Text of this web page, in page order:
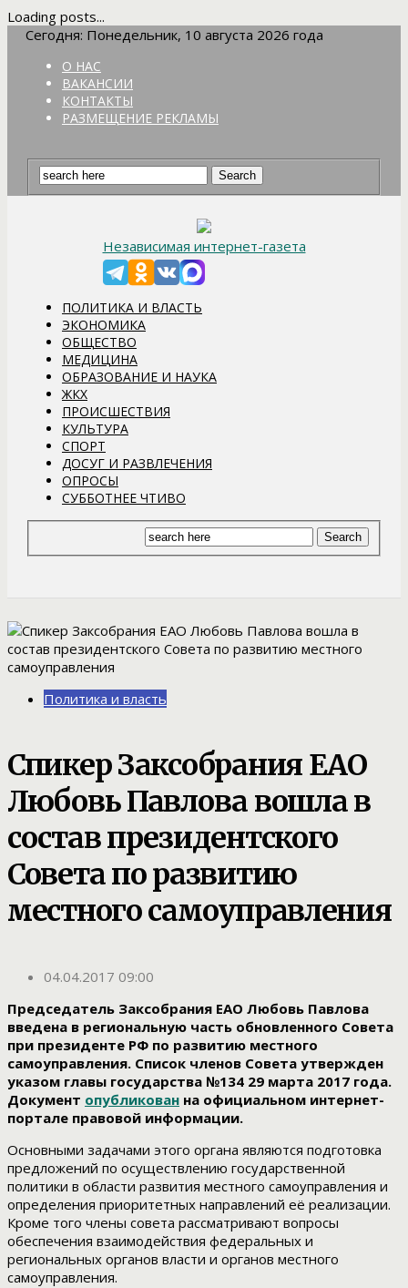
Loading posts...
Сегодня: Понедельник, 10 августа 2026 года
О НАС
ВАКАНСИИ
КОНТАКТЫ
РАЗМЕЩЕНИЕ РЕКЛАМЫ
Независимая интернет-газета
ПОЛИТИКА И ВЛАСТЬ
ЭКОНОМИКА
ОБЩЕСТВО
МЕДИЦИНА
ОБРАЗОВАНИЕ И НАУКА
ЖКХ
ПРОИСШЕСТВИЯ
КУЛЬТУРА
СПОРТ
ДОСУГ И РАЗВЛЕЧЕНИЯ
ОПРОСЫ
СУББОТНЕЕ ЧТИВО
Политика и власть
Спикер Заксобрания ЕАО
Любовь Павлова вошла в
состав президентского
Совета по развитию
местного самоуправления
04.04.2017 09:00
Председатель Заксобрания ЕАО Любовь Павлова
введена в региональную часть обновленного Совета
при президенте РФ по развитию местного
самоуправления. Список членов Совета утвержден
указом главы государства №134 29 марта 2017 года.
Документ опубликован на официальном интернет-
портале правовой информации.
Основными задачами этого органа являются подготовка
предложений по осуществлению государственной
политики в области развития местного самоуправления и
определения приоритетных направлений её реализации.
Кроме того члены совета рассматривают вопросы
обеспечения взаимодействия федеральных и
региональных органов власти и органов местного
самоуправления.